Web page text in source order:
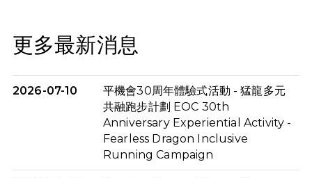
更多最新消息
2026-07-10
平機會30周年體驗式活動 - 猛龍多元
共融跑步計劃 EOC 30th
Anniversary Experiential Activity -
Fearless Dragon Inclusive
Running Campaign